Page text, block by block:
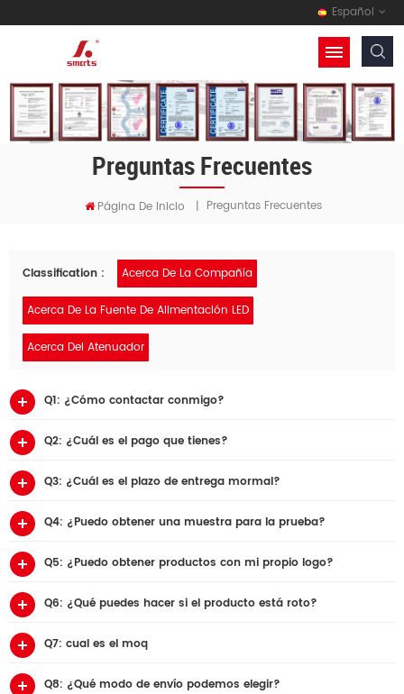
Español
Preguntas Frecuentes
Página De Inicio | Preguntas Frecuentes
Classification : Acerca De La Compañía
Acerca De La Fuente De Alimentación LED
Acerca Del Atenuador
Q1: ¿Cómo contactar conmigo?
Q2: ¿Cuál es el pago que tienes?
Q3: ¿Cuál es el plazo de entrega mormal?
Q4: ¿Puedo obtener una muestra para la prueba?
Q5: ¿Puedo obtener productos con mi propio logo?
Q6: ¿Qué puedes hacer si el producto está roto?
Q7: cual es el moq
Q8: ¿Qué modo de envío podemos elegir?